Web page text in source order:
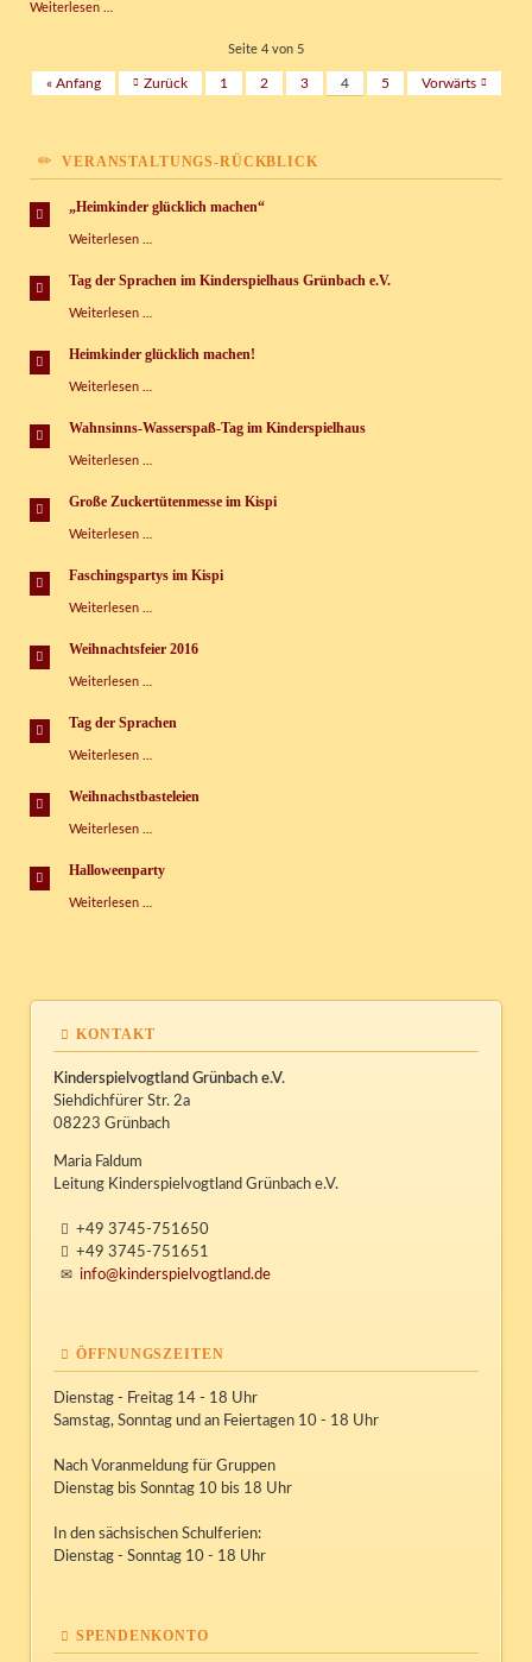
Weiterlesen …
aufgebaut
Seite 4 von 5
« Anfang Zurück 1 2 3 4 5 Vorwärts
VERANSTALTUNGS-RÜCKBLICK
„Heimkinder glücklich machen“
Weiterlesen …
machen“
Tag der Sprachen im Kinderspielhaus Grünbach e.V.
Weiterlesen …
Sprachen
Kinderspielhaus
e.V.
Heimkinder glücklich machen!
Weiterlesen …
machen!
Wahnsinns-Wasserspaß-Tag im Kinderspielhaus
Weiterlesen …
Tag
Kinderspielhaus
Große Zuckertütenmesse im Kispi
Weiterlesen …
im
Faschingspartys im Kispi
Weiterlesen …
Kispi
Weihnachtsfeier 2016
Weiterlesen …
Tag der Sprachen
Weiterlesen …
Sprachen
Weihnachstbasteleien
Weiterlesen …
Halloweenparty
Weiterlesen …
KONTAKT
Kinderspielvogtland Grünbach e.V.
Siehdichfürer Str. 2a
08223 Grünbach
Maria Faldum
Leitung Kinderspielvogtland Grünbach e.V.
+49 3745-751650
+49 3745-751651
info@kinderspielvogtland.de
ÖFFNUNGSZEITEN
Dienstag - Freitag 14 - 18 Uhr
Samstag, Sonntag und an Feiertagen 10 - 18 Uhr
Nach Voranmeldung für Gruppen
Dienstag bis Sonntag 10 bis 18 Uhr
In den sächsischen Schulferien:
Dienstag - Sonntag 10 - 18 Uhr
SPENDENKONTO